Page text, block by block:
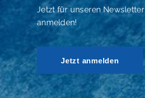
Jetzt für unseren Newsletter
anmelden!
Jetzt anmelden